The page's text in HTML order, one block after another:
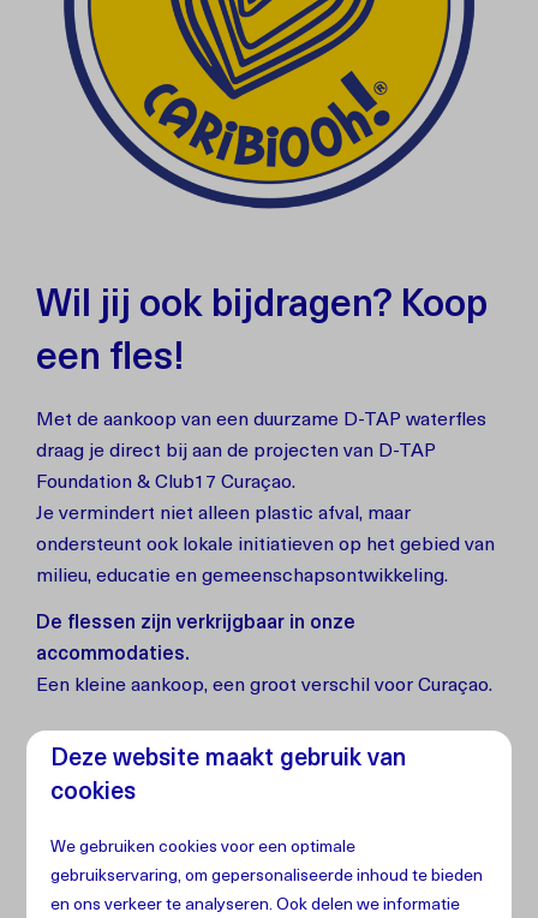
Wil jij ook bijdragen? Koop
een fles!
Met de aankoop van een duurzame D-TAP waterfles
draag je direct bij aan de projecten van D-TAP
Foundation & Club17 Curaçao.
Je vermindert niet alleen plastic afval, maar
ondersteunt ook lokale initiatieven op het gebied van
milieu, educatie en gemeenschapsontwikkeling.
De flessen zijn verkrijgbaar in onze
accommodaties.
Een kleine aankoop, een groot verschil voor Curaçao.
Lees meer over Club 17
Deze website maakt gebruik van
cookies
We gebruiken cookies voor een optimale
gebruikservaring, om gepersonaliseerde inhoud te bieden
en ons verkeer te analyseren. Ook delen we informatie